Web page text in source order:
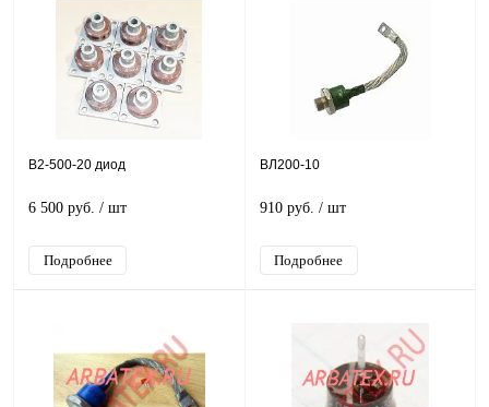
В2-500-20 диод
6 500 руб. / шт
Подробнее
ВЛ200-10
910 руб. / шт
Подробнее